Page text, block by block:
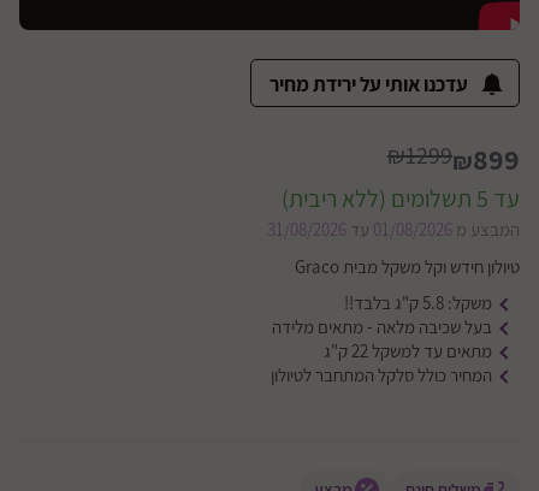
עדכנו אותי על ירידת מחיר
₪899
₪1299
עד 5 תשלומים (ללא ריבית)
המבצע מ 01/08/2026 עד 31/08/2026
טיולון חידש וקל משקל מבית Graco
משקל: 5.8 ק"ג בלבד!!
בעל שכיבה מלאה - מתאים מלידה
מתאים עד למשקל 22 ק"ג
המחיר כולל סלקל המתחבר לטיולון